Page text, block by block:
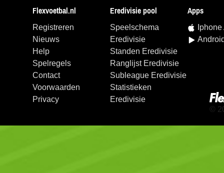
©
Flexvoetbal.nl
Registreren
Nieuws
Help
Spelregels
Contact
Voorwaarden
Privacy
Eredivisie pool
Speelschema
Eredivisie
Standen Eredivisie
Ranglijst Eredivisie
Subleague Eredivisie
Statistieken
Eredivisie
Apps